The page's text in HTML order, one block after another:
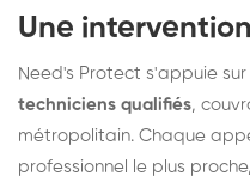
Une
Need's Protect s'appuie sur
techniciens qualifiés,
métropolitain. Chaque
professionnel le plus